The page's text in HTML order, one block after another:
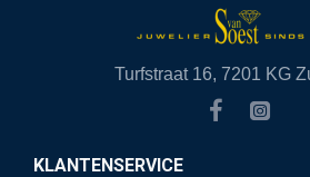
Turfstraat 16, 7201 KG
KLANTENSERVICE